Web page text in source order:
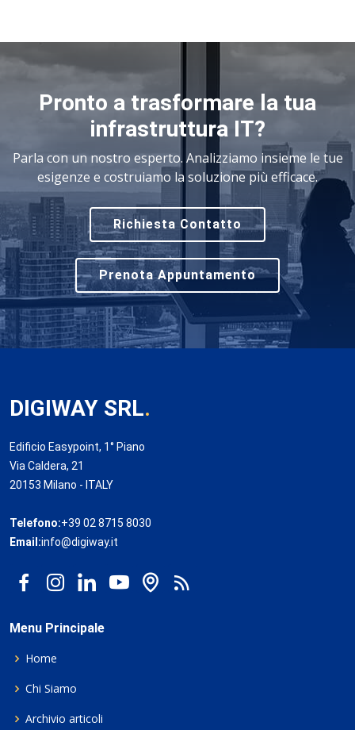
Pronto a trasformare la tua
infrastruttura IT?
Parla con un nostro esperto. Analizziamo insieme le tue
esigenze e costruiamo la soluzione più efficace.
Richiesta Contatto
Prenota Appuntamento
DIGIWAY SRL.
Edificio Easypoint, 1° Piano
Via Caldera, 21
20153 Milano - ITALY
Telefono:+39 02 8715 8030
Email:info@digiway.it
Menu Principale
Home
Chi Siamo
Archivio articoli